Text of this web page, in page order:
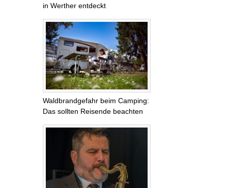
in Werther entdeckt
Waldbrandgefahr beim Camping:
Das sollten Reisende beachten